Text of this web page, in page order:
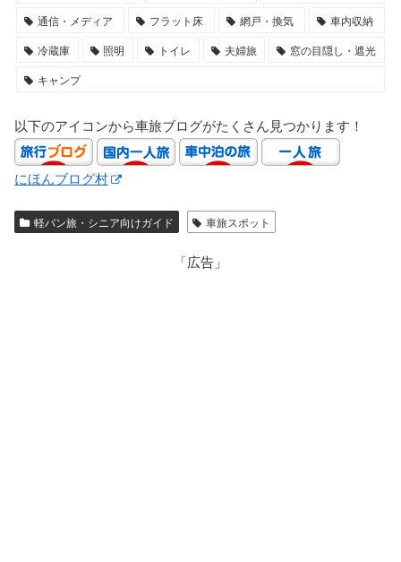
通信・メディア
フラット床 網戸・換気
車内収納
冷蔵庫
照明 トイレ 夫婦旅
窓の目隠し・遮光
キャンプ
以下のアイコンから車旅ブログがたくさん見つかります！
にほんブログ村
軽バン旅・シニア向けガイド 車旅スポット
「広告」